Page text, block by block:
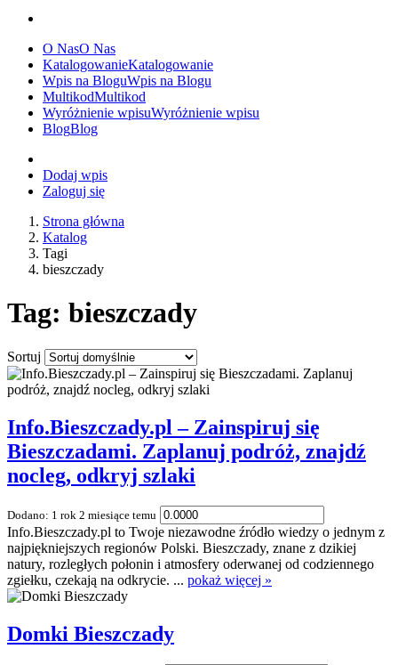
O NasO Nas
KatalogowanieKatalogowanie
Wpis na BloguWpis na Blogu
MultikodMultikod
Wyróżnienie wpisuWyróżnienie wpisu
BlogBlog
Dodaj wpis
Zaloguj się
Strona główna
Katalog
Tagi
bieszczady
Tag: bieszczady
Sortuj
Info.Bieszczady.pl – Zainspiruj się
Bieszczadami. Zaplanuj podróż, znajdź
nocleg, odkryj szlaki
Dodano: 1 rok 2 miesiące temu
Info.Bieszczady.pl to Twoje niezawodne źródło wiedzy o jednym z
najpiękniejszych regionów Polski. Bieszczady, znane z dzikiej
natury, rozległych połonin i atmosfery oderwanej od codziennego
zgiełku, czekają na odkrycie. ... pokaż więcej »
Domki Bieszczady